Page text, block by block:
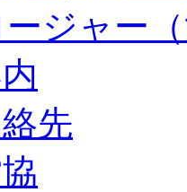
ジャー
先